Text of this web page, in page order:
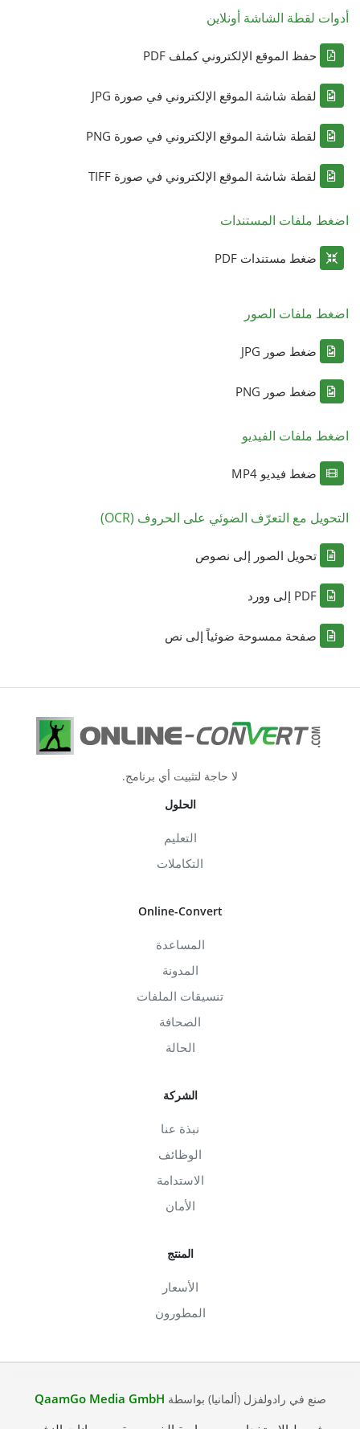
أدوات لقطة الشاشة أونلاين
حفظ الموقع الإلكتروني كملف PDF
لقطة شاشة الموقع الإلكتروني في صورة JPG
لقطة شاشة الموقع الإلكتروني في صورة PNG
لقطة شاشة الموقع الإلكتروني في صورة TIFF
اضغط ملفات المستندات
ضغط مستندات PDF
اضغط ملفات الصور
ضغط صور JPG
ضغط صور PNG
اضغط ملفات الفيديو
ضغط فيديو MP4
التحويل مع التعرّف الضوئي على الحروف (OCR)
تحويل الصور إلى نصوص
PDF إلى وورد
صفحة ممسوحة ضوئياً إلى نص
لا حاجة لتثبيت أي برنامج.
الحلول
التعليم
التكاملات
Online-Convert
المساعدة
المدونة
تنسيقات الملفات
الصحافة
الحالة
الشركة
نبذة عنا
الوظائف
الاستدامة
الأمان
المنتج
الأسعار
المطورون
صنع في رادولفزل (ألمانيا) بواسطة QaamGo Media GmbH